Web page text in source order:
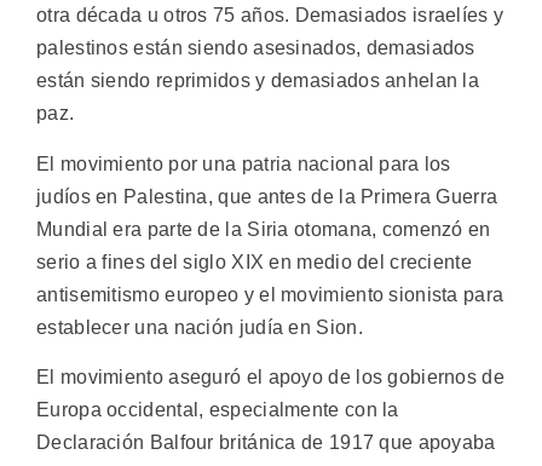
otra década u otros 75 años. Demasiados israelíes y
palestinos están siendo asesinados, demasiados
están siendo reprimidos y demasiados anhelan la
paz.
El movimiento por una patria nacional para los
judíos en Palestina, que antes de la Primera Guerra
Mundial era parte de la Siria otomana, comenzó en
serio a fines del siglo XIX en medio del creciente
antisemitismo europeo y el movimiento sionista para
establecer una nación judía en Sion.
El movimiento aseguró el apoyo de los gobiernos de
Europa occidental, especialmente con la
Declaración Balfour británica de 1917 que apoyaba